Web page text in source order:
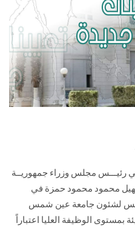
رئيـــس مجلس وزراء جمهوريــة
سهيل محمود محمود حمزة في
لشئون جامعة عين شمس
بمستوى الوظيفة العليا اعتباراً